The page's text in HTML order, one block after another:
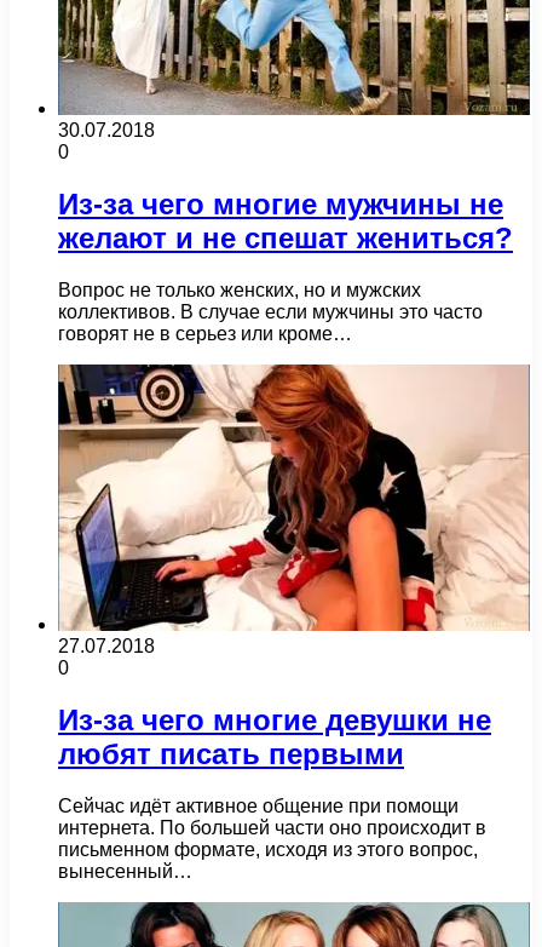
30.07.2018
0
Из-за чего многие мужчины не
желают и не спешат жениться?
Вопрос не только женских, но и мужских
коллективов. В случае если мужчины это часто
говорят не в серьез или кроме…
27.07.2018
0
Из-за чего многие девушки не
любят писать первыми
Сейчас идёт активное общение при помощи
интернета. По большей части оно происходит в
письменном формате, исходя из этого вопрос,
вынесенный…